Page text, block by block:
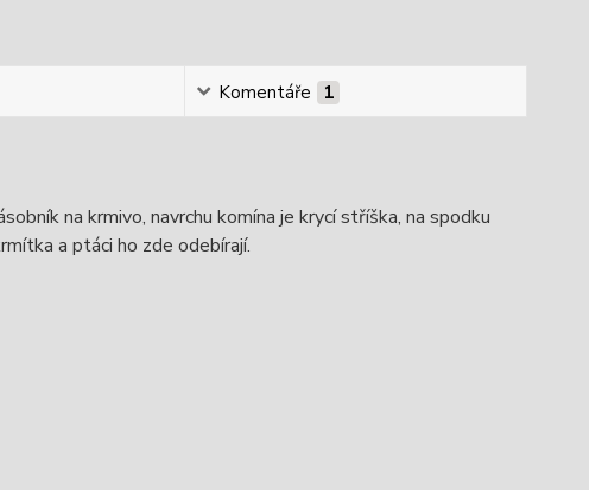
Komentáře 1
na krmivo, navrchu komína je krycí stříška, na spodku
a ptáci ho zde odebírají.